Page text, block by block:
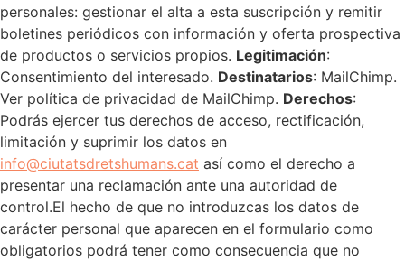
personales: gestionar el alta a esta suscripción y remitir
boletines periódicos con información y oferta prospectiva
de productos o servicios propios. Legitimación:
Consentimiento del interesado. Destinatarios: MailChimp.
Ver política de privacidad de MailChimp. Derechos:
Podrás ejercer tus derechos de acceso, rectificación,
limitación y suprimir los datos en
info@ciutatsdretshumans.cat así como el derecho a
presentar una reclamación ante una autoridad de
control.El hecho de que no introduzcas los datos de
carácter personal que aparecen en el formulario como
obligatorios podrá tener como consecuencia que no